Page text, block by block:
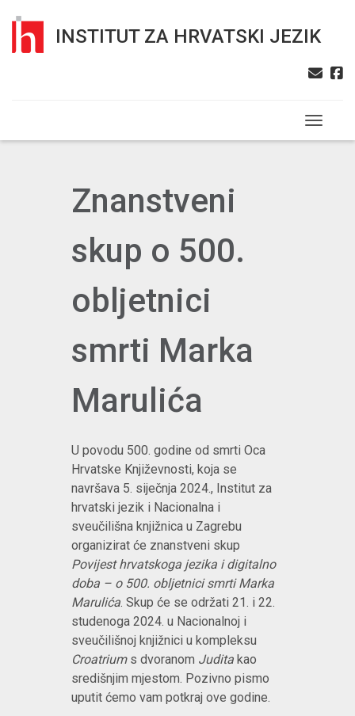
INSTITUT ZA HRVATSKI JEZIK
Toggle
Znanstveni
skup o 500.
obljetnici
smrti Marka
Marulića
U povodu 500. godine od smrti Oca
Hrvatske Književnosti, koja se
navršava 5. siječnja 2024., Institut za
hrvatski jezik i Nacionalna i
sveučilišna knjižnica u Zagrebu
organizirat će znanstveni skup
Povijest hrvatskoga jezika i digitalno
doba – o 500. obljetnici smrti Marka
Marulića. Skup će se održati 21. i 22.
studenoga 2024. u Nacionalnoj i
sveučilišnoj knjižnici u kompleksu
Croatriums dvoranom Judita kao
središnjim mjestom. Pozivno pismo
uputit ćemo vam potkraj ove godine.